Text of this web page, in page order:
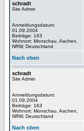
schradt
Site Admin
Anmeldungsdatum:
01.09.2004
Beiträge: 163
Wohnort: Monschau, Aachen,
NRW, Deutschland
Nach oben
schradt
Site Admin
Anmeldungsdatum:
01.09.2004
Beiträge: 163
Wohnort: Monschau, Aachen,
NRW, Deutschland
Nach oben